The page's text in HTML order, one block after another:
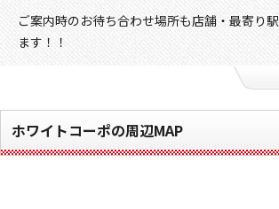
ご案内時のお待ち合わせ場所も店舗・最寄り
ます！！
ホワイトコーポの周辺MAP